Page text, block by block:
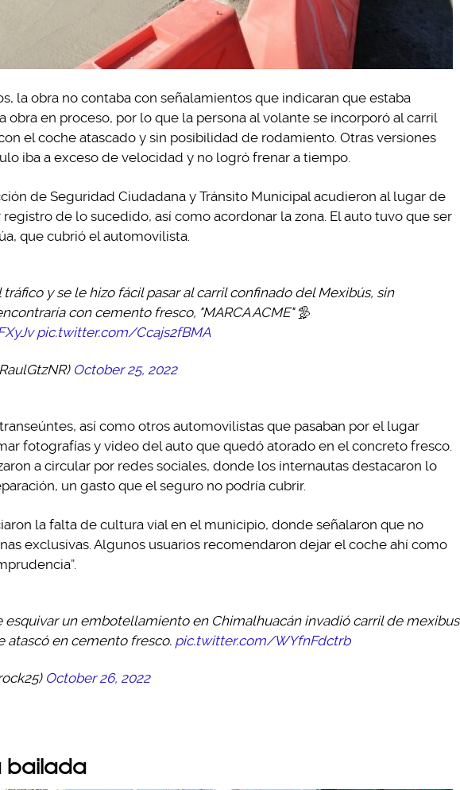
la obra no contaba con señalamientos que indicaran que estaba
obra en proceso, por lo que la persona al volante se incorporó al carril
el coche atascado y sin posibilidad de rodamiento. Otras versiones
iba a exceso de velocidad y no logró frenar a tiempo.
de Seguridad Ciudadana y Tránsito Municipal acudieron al lugar de
de lo sucedido, así como acordonar la zona. El auto tuvo que ser
que cubrió el automovilista.
tráfico y se le hizo fácil pasar al carril confinado del Mexibús, sin
con cemento fresco, "MARCA ACME" 🦤
pic.twitter.com/Ccajs2fBMA
October 25, 2022
así como otros automovilistas que pasaban por el lugar
fotografías y video del auto que quedó atorado en el concreto fresco.
a circular por redes sociales, donde los internautas destacaron lo
un gasto que el seguro no podría cubrir.
la falta de cultura vial en el municipio, donde señalaron que no
exclusivas. Algunos usuarios recomendaron dejar el coche ahí como
esquivar un embotellamiento en Chimalhuacán invadió carril de mexibus
atascó en cemento fresco. pic.twitter.com/WYfnFdctrb
October 26, 2022
bailada